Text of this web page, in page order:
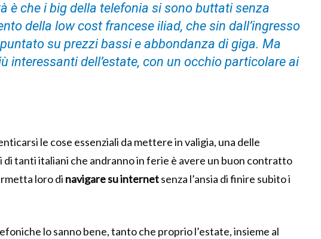
è che i big della telefonia si sono buttati senza
della low cost francese iliad, che sin dall’ingresso
su prezzi bassi e abbondanza di giga. Ma
interessanti dell’estate, con un occhio particolare ai
le cose essenziali da mettere in valigia, una delle
tanti italiani che andranno in ferie è avere un buon contratto
loro di navigare su internetsenza l’ansia di finire subito i
lo sanno bene, tanto che proprio l’estate, insieme al